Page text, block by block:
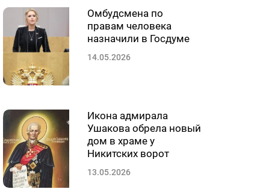
Омбудсмена по
правам человека
назначили в Госдуме
14.05.2026
Икона адмирала
Ушакова обрела новый
дом в храме у
Никитских ворот
13.05.2026